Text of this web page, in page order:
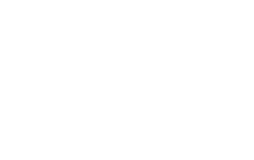
a l'exposició "vers
de la setmana